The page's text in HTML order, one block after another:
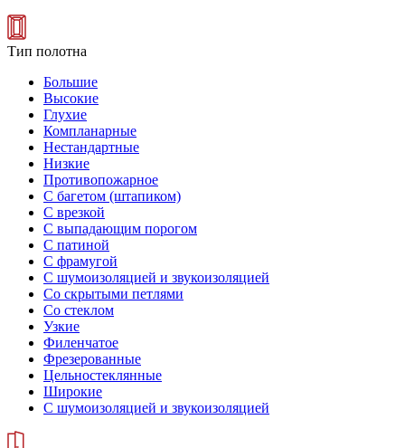
Тип полотна
Большие
Высокие
Глухие
Компланарные
Нестандартные
Низкие
Противопожарное
С багетом (штапиком)
С врезкой
С выпадающим порогом
С патиной
С фрамугой
С шумоизоляцией и звукоизоляцией
Со скрытыми петлями
Со стеклом
Узкие
Филенчатое
Фрезерованные
Цельностеклянные
Широкие
С шумоизоляцией и звукоизоляцией